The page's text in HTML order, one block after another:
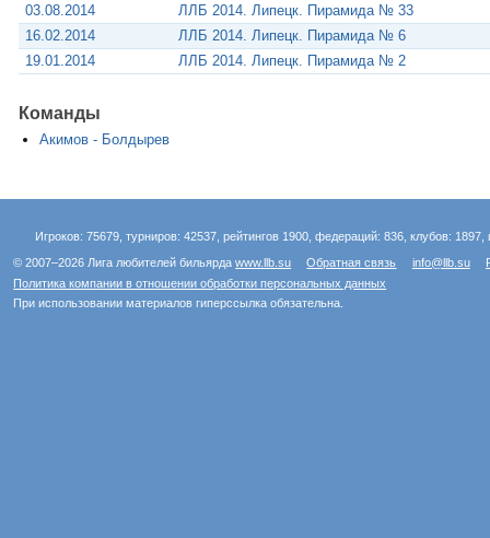
03.08.2014
ЛЛБ 2014. Липецк. Пирамида № 33
16.02.2014
ЛЛБ 2014. Липецк. Пирамида № 6
19.01.2014
ЛЛБ 2014. Липецк. Пирамида № 2
Команды
Акимов - Болдырев
Игроков: 75679, турниров: 42537, рейтингов 1900, федераций: 836, клубов:
© 2007–2026 Лига любителей бильярдаwww.llb.su Обратная связь info@llb.su
Политика компании в отношении обработки персональных данных
При использовании материалов гиперссылка обязательна.